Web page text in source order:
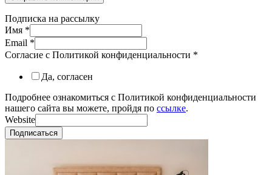
Подписка на рассылку
Имя *
Email *
Согласие с Политикой конфиденциальности *
Да, согласен
Подробнее ознакомиться с Политикой конфиденциальности
нашего сайта вы можете, пройдя по ссылке.
Website
Подписаться